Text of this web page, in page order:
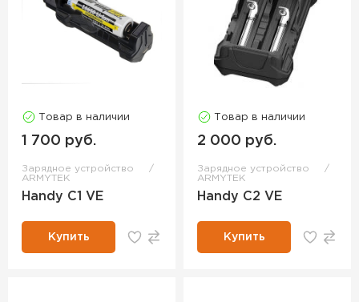
Товар в наличии
1 700 руб.
Зарядное устройство
ARMYTEK
Handy C1 VE
Купить
Товар в наличии
2 000 руб.
Зарядное устройство
ARMYTEK
Handy C2 VE
Купить